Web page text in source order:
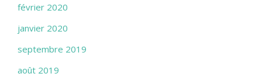
février 2020
janvier 2020
septembre 2019
août 2019